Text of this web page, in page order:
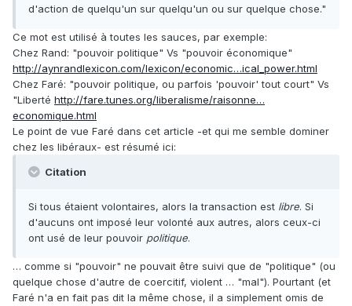
d'action de quelqu'un sur quelqu'un ou sur quelque chose."
Ce mot est utilisé à toutes les sauces, par exemple:
Chez Rand: "pouvoir politique" Vs "pouvoir économique"
http://aynrandlexicon.com/lexicon/economic…ical_power.html
Chez Faré: "pouvoir politique, ou parfois 'pouvoir' tout court" Vs
"Liberté http://fare.tunes.org/liberalisme/raisonne…
economique.html
Le point de vue Faré dans cet article -et qui me semble dominer
chez les libéraux- est résumé ici:
Citation
Si tous étaient volontaires, alors la transaction est libre. Si
d'aucuns ont imposé leur volonté aux autres, alors ceux-ci
ont usé de leur pouvoir politique.
… comme si "pouvoir" ne pouvait être suivi que de "politique" (ou
quelque chose d'autre de coercitif, violent … "mal"). Pourtant (et
Faré n'a en fait pas dit la même chose, il a simplement omis de